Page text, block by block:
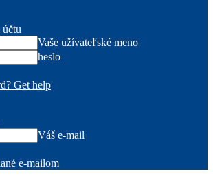
Vaše užívateľské meno
heslo
Get help
Váš e-mail
e-mailom